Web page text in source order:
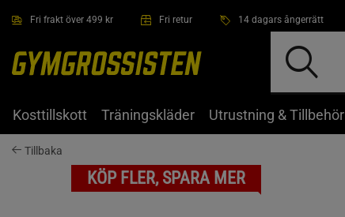
Fri frakt över 499 kr Fri retur 14 dagars ångerrätt
Kosttillskott Träningskläder Utrustning & Tillbehör
Tillbaka
KÖP FLER, SPARA MER